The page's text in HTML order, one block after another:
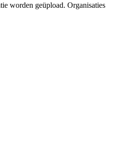
worden geüpload. Organisaties